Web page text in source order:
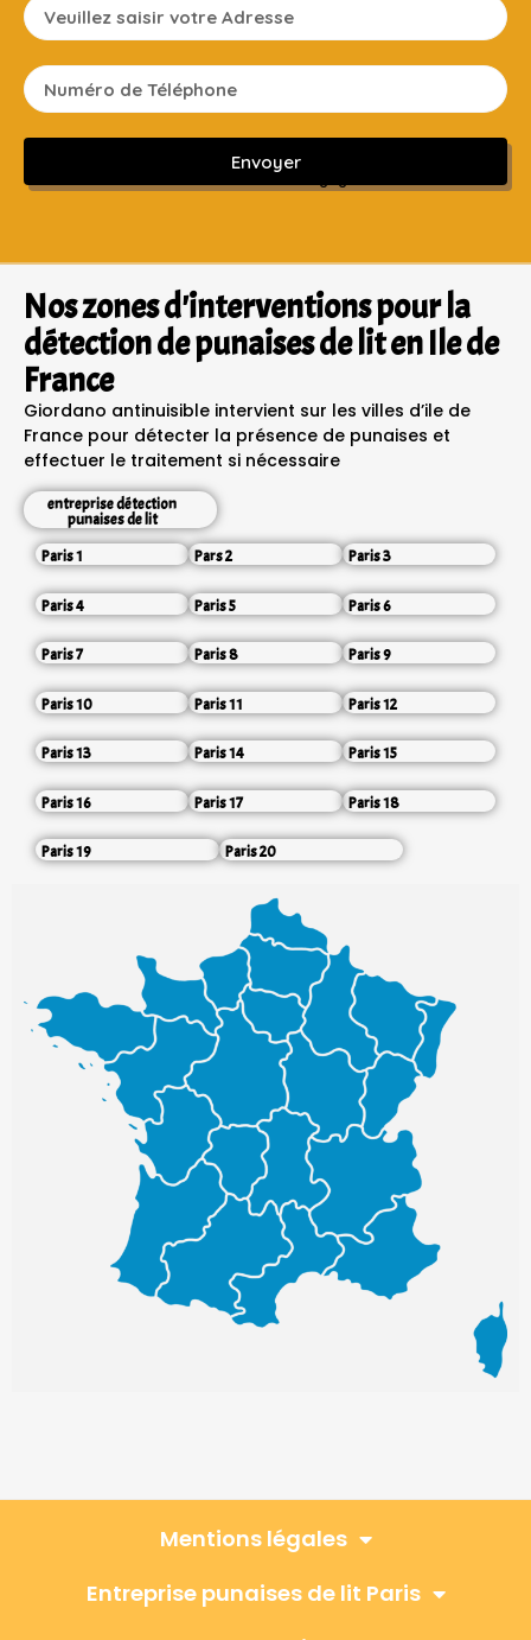
Envoyer
Sans engagement ni frais cachés
Nos zones d'interventions pour la
détection de punaises de lit en Ile de
France
Giordano antinuisible intervient sur les villes d’ile de
France pour détecter la présence de punaises et
effectuer le traitement si nécessaire
entreprise détection
punaises de lit
Paris 1
Pars 2 Paris 3
Paris 4 Paris 5 Paris 6
Paris 7 Paris 8 Paris 9
Paris 10 Paris 11 Paris 12
Paris 13 Paris 14 Paris 15
Paris 16 Paris 17 Paris 18
Paris 19 Paris 20
Mentions légales
Entreprise punaises de lit Paris